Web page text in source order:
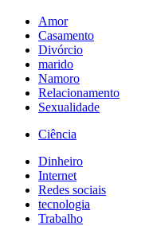
Amor
Casamento
Divórcio
marido
Namoro
Relacionamento
Sexualidade
Ciência
Dinheiro
Internet
Redes sociais
tecnologia
Trabalho